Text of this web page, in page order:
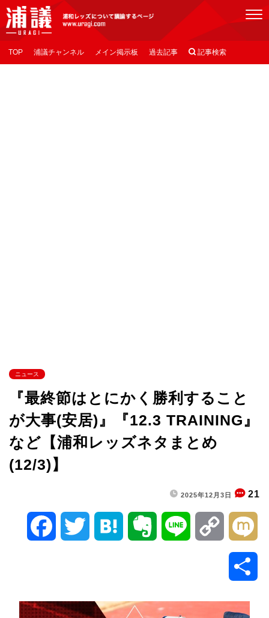
[浦議]浦和レッズについて議論するページ
TOP 浦議チャンネル メイン掲示板 過去記事  記事検索
ニュース
『最終節はとにかく勝利すること
が大事(安居)』『12.3 TRAINING』
など【浦和レッズネタまとめ
(12/3)】
2025年12月3日 21
e e r
o
y